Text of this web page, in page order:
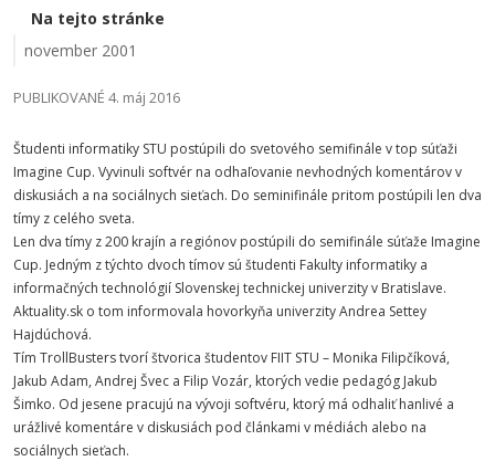
Na tejto stránke
november 2001
PUBLIKOVANÉ 4. máj 2016
Študenti informatiky STU postúpili do svetového semifinále v top súťaži
Imagine Cup. Vyvinuli softvér na odhaľovanie nevhodných komentárov v
diskusiách a na sociálnych sieťach. Do seminifinále pritom postúpili len dva
tímy z celého sveta.
Len dva tímy z 200 krajín a regiónov postúpili do semifinále súťaže Imagine
Cup. Jedným z týchto dvoch tímov sú študenti Fakulty informatiky a
informačných technológií Slovenskej technickej univerzity v Bratislave.
Aktuality.sk o tom informovala hovorkyňa univerzity Andrea Settey
Hajdúchová.
Tím TrollBusters tvorí štvorica študentov FIIT STU – Monika Filipčíková,
Jakub Adam, Andrej Švec a Filip Vozár, ktorých vedie pedagóg Jakub
Šimko. Od jesene pracujú na vývoji softvéru, ktorý má odhaliť hanlivé a
urážlivé komentáre v diskusiách pod článkami v médiách alebo na
sociálnych sieťach.